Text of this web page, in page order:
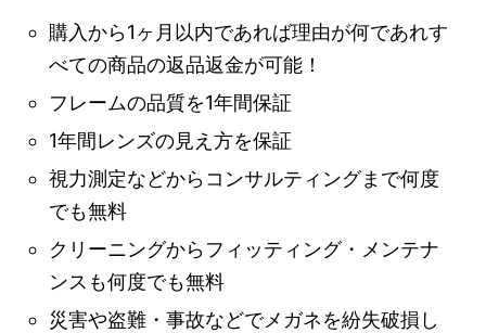
購入から1ヶ月以内であれば理由が何であれす
べての商品の返品返金が可能！
フレームの品質を1年間保証
1年間レンズの見え方を保証
視力測定などからコンサルティングまで何度
でも無料
クリーニングからフィッティング・メンテナ
ンスも何度でも無料
災害や盗難・事故などでメガネを紛失破損し